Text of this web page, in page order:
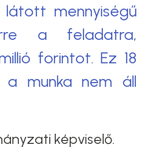
mennyiségű
a feladatra,
forintot. Ez 18
munka nem áll
képviselő.